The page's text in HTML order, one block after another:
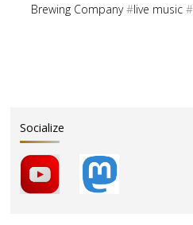
Brewing Company #live music #
Socialize